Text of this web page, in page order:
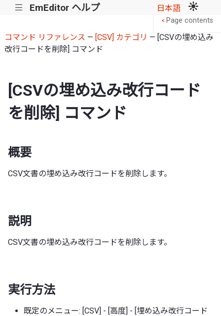
||| EmEditor ヘルプ 日本語
コマンド リファレンス — [CSV] カテゴリ — [CSVの埋め込み
改行コードを削除] コマンド
[CSVの埋め込み改行コード
を削除] コマンド
概要
CSV文書の埋め込み改行コードを削除します。
説明
CSV文書の埋め込み改行コードを削除します。
実行方法
既定のメニュー: [CSV] - [高度] - [埋め込み改行コード
< Page contents